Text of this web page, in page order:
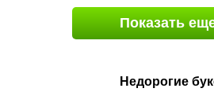
Показать
Недорогие